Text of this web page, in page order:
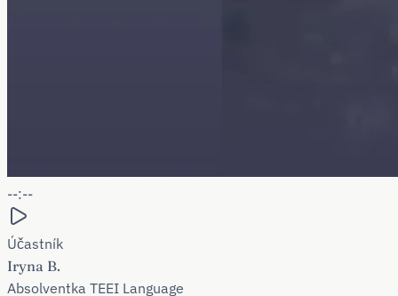
--:--
Účastník
Iryna B.
Absolventka TEEI Language